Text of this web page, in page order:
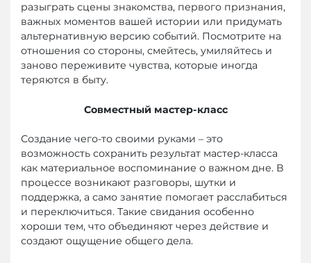
разыграть сцены знакомства, первого признания,
важных моментов вашей истории или придумать
альтернативную версию событий. Посмотрите на
отношения со стороны, смейтесь, умиляйтесь и
заново переживите чувства, которые иногда
теряются в быту.
Совместный мастер-класс
Создание чего-то своими руками – это
возможность сохранить результат мастер-класса
как материальное воспоминание о важном дне. В
процессе возникают разговоры, шутки и
поддержка, а само занятие помогает расслабиться
и переключиться. Такие свидания особенно
хороши тем, что объединяют через действие и
создают ощущение общего дела.